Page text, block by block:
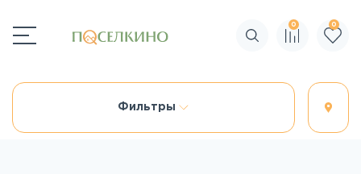
Поиск по сайту
0 0
Фильтры